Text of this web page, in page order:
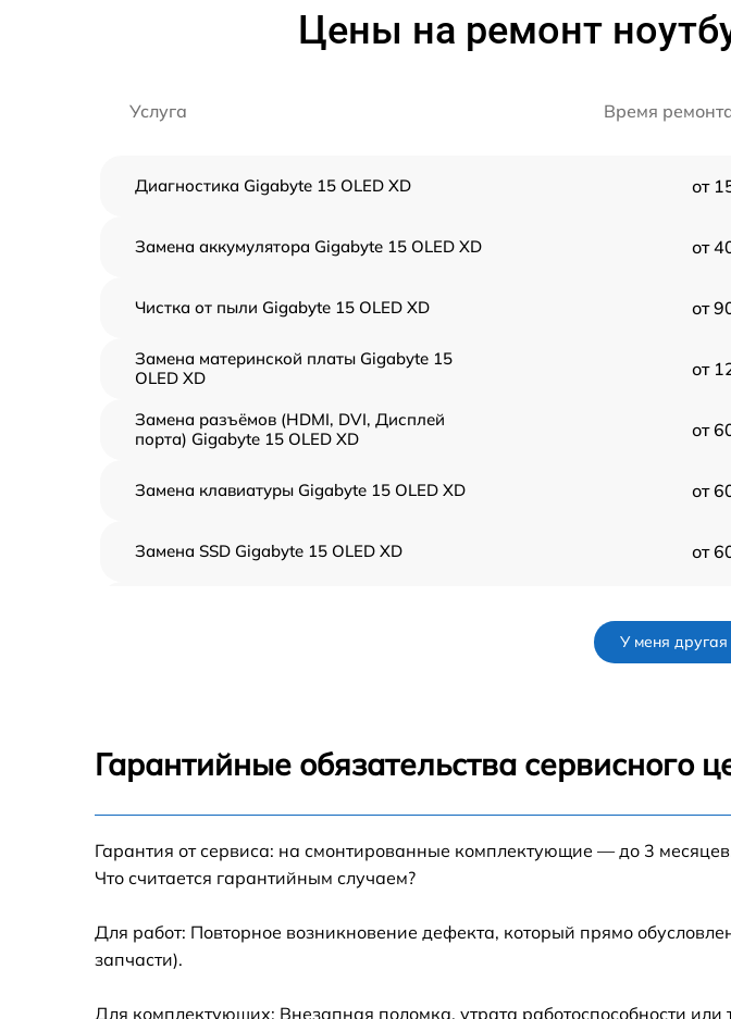
Цены на ремонт
Услуга Время
Диагностика Gigabyte 15 OLED XD от
Замена аккумулятора Gigabyte 15 OLED XD от
Чистка от пыли Gigabyte 15 OLED XD от
Замена материнской платы Gigabyte 15
OLED XD
от
Замена разъёмов (HDMI, DVI, Дисплей
порта) Gigabyte 15 OLED XD
от
Замена клавиатуры Gigabyte 15 OLED XD от
Замена SSD Gigabyte 15 OLED XD от
Замена системы охлаждения Gigabyte 15
от
Замена оперативной памяти Gigabyte 15
У меня другая
Гарантийные обязательства сервисного
Гарантия от сервиса: на смонтированные комплектующие — до 3
Что считается гарантийным случаем?
Для работ: Повторное возникновение дефекта, который прямо
запчасти).
Для комплектующих: Внезапная поломка, утрата работоспособности